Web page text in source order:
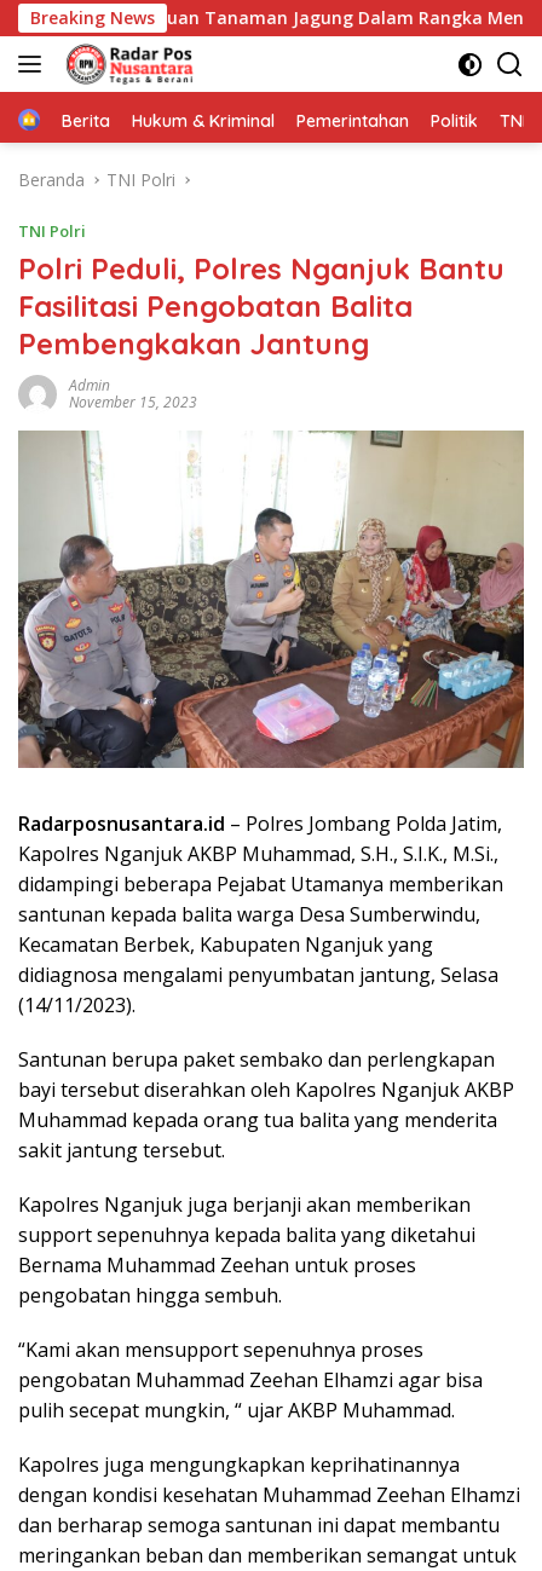
Langsung
ke
konten
Breaking News
Peninjauan Tanaman Jagung Dalam Rangka Mendukung
HomeBerita Hukum & Kriminal Pemerintahan Politik TNI
Beranda TNI Polri
TNI Polri
Polri Peduli, Polres Nganjuk Bantu
Fasilitasi Pengobatan Balita
Pembengkakan Jantung
Admin
November 15, 2023
Radarposnusantara.id – Polres Jombang Polda Jatim,
Kapolres Nganjuk AKBP Muhammad, S.H., S.I.K., M.Si.,
didampingi beberapa Pejabat Utamanya memberikan
santunan kepada balita warga Desa Sumberwindu,
Kecamatan Berbek, Kabupaten Nganjuk yang
didiagnosa mengalami penyumbatan jantung, Selasa
(14/11/2023).
Santunan berupa paket sembako dan perlengkapan
bayi tersebut diserahkan oleh Kapolres Nganjuk AKBP
Muhammad kepada orang tua balita yang menderita
sakit jantung tersebut.
Kapolres Nganjuk juga berjanji akan memberikan
support sepenuhnya kepada balita yang diketahui
Bernama Muhammad Zeehan untuk proses
pengobatan hingga sembuh.
“Kami akan mensupport sepenuhnya proses
pengobatan Muhammad Zeehan Elhamzi agar bisa
pulih secepat mungkin, “ ujar AKBP Muhammad.
Kapolres juga mengungkapkan keprihatinannya
dengan kondisi kesehatan Muhammad Zeehan Elhamzi
dan berharap semoga santunan ini dapat membantu
meringankan beban dan memberikan semangat untuk